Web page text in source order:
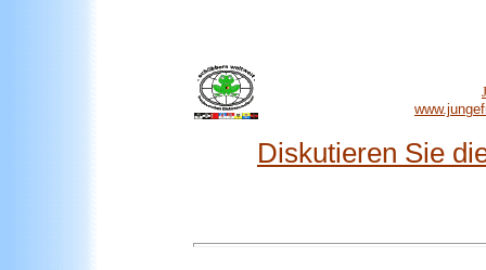
Diskutieren Sie